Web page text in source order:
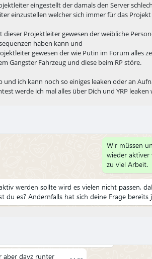
eingestellt der damals den Server
einzustellen welcher sich immer für das
dieser Projektleiter gewesen der weibliche
haben kann und
gewesen der wie Putin im Forum alles
Gangster Fahrzeug und diese beim RP störe.
und ich kann noch so einiges leaken oder an
werde ich mal alles über Dich und YRP